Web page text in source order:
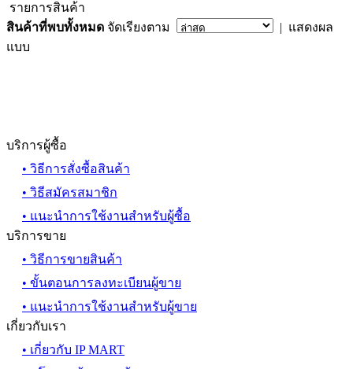
รายการสินค้า
สินค้าที่พบทั้งหมด จัดเรียงตาม
| แสดงผล
แบบ
บริการผู้ซื้อ
• วิธีการสั่งซื้อสินค้า
• วิธีสมัครสมาชิก
• แนะนำการใช้งานสำหรับผู้ซื้อ
บริการขาย
• วิธีการขายสินค้า
• ขั้นตอนการลงทะเบียนผู้ขาย
• แนะนำการใช้งานสำหรับผู้ขาย
เกี่ยวกับเรา
• เกี่ยวกับ IP MART